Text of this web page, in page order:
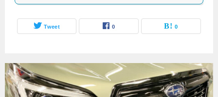
Tweet 0 0